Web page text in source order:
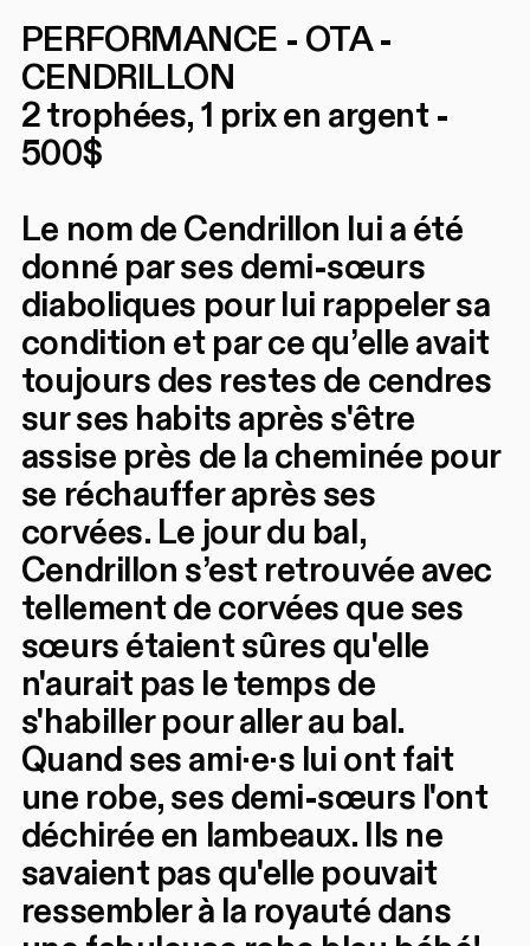
PERFORMANCE - OTA -
CENDRILLON
2 trophées, 1 prix en argent -
500$
Le nom de Cendrillon lui a été
donné par ses demi-sœurs
diaboliques pour lui rappeler sa
condition et par ce qu’elle avait
toujours des restes de cendres
sur ses habits après s'être
assise près de la cheminée pour
se réchauffer après ses
corvées. Le jour du bal,
Cendrillon s’est retrouvée avec
tellement de corvées que ses
sœurs étaient sûres qu'elle
n'aurait pas le temps de
s'habiller pour aller au bal.
Quand ses ami·e·s lui ont fait
une robe, ses demi-sœurs l'ont
déchirée en lambeaux. Ils ne
savaient pas qu'elle pouvait
ressembler à la royauté dans